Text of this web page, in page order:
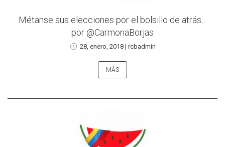
Métanse sus elecciones por el bolsillo de atrás…
por @CarmonaBorjas
28, enero, 2018| rcbadmin
MÁS